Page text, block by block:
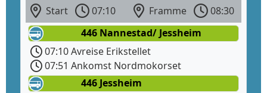
Start 07:10 Framme
08:30
446 Nannestad/ Jessheim
07:10 Avreise Erikstellet
07:51 Ankomst Nordmokorset
446 Jessheim